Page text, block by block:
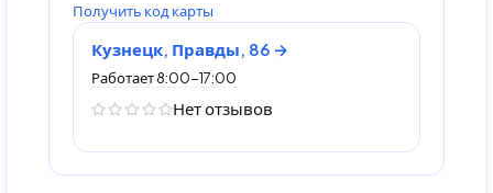
Кузнецк, Правды, 86
Работает 8:00-17:00
Нет отзывов
Получить код карты